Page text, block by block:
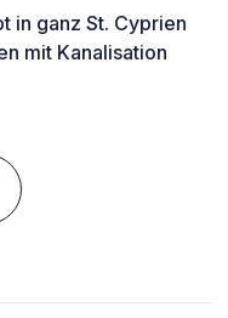
in ganz St. Cyprien
mit Kanalisation